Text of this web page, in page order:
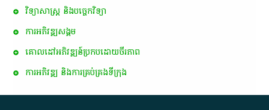
វិទ្យាសាស្ត្រ និងបច្ចេកវិទ្យា
ការ​អភិវឌ្ឍ​សង្គម
គោលដៅ​អភិវឌ្ឍន៍​ប្រកបដោយ​ចីរភាព
ការអភិវឌ្ឍ និងការគ្រប់គ្រងទីក្រុង